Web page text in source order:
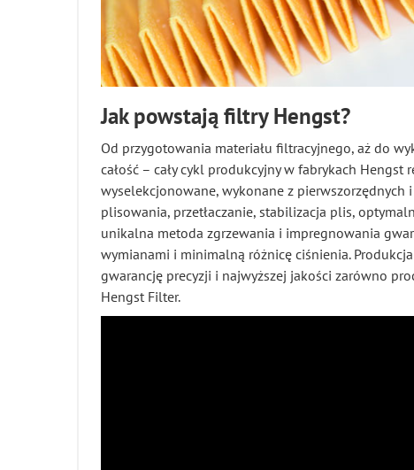
Jak powstają filtryHengst?
Od przygotowania materiału filtracyjnego, aż do
całość – cały cykl produkcyjny w fabrykach
wyselekcjonowane, wykonane z
plisowania, przetłaczanie, stabilizacja plis,
unikalna metoda zgrzewania i impregnowania
wymianami i minimalną różnicę ciśnienia.
gwarancję precyzji i najwyższej jakości zarówno
Hengst Filter.